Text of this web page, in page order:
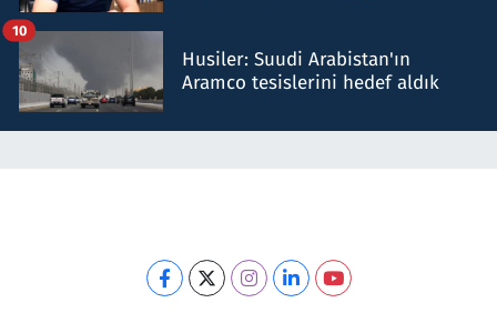
Husiler: Suudi Arabistan'ın
Aramco tesislerini hedef aldık
10